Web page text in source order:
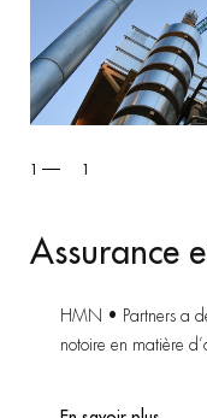
et
a développé une
matière d’assurance et de